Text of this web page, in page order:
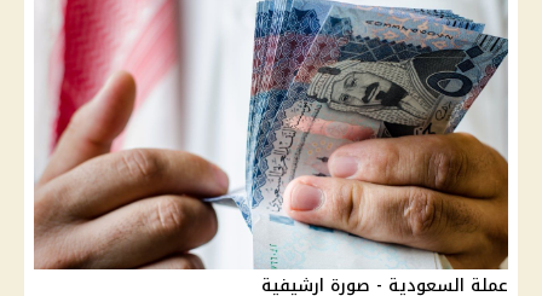
عملة السعودية - صورة ارشيفية